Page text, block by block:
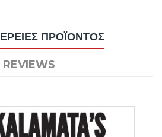
ΠΡΟΪΌΝΤΟΣ
REVIEWS